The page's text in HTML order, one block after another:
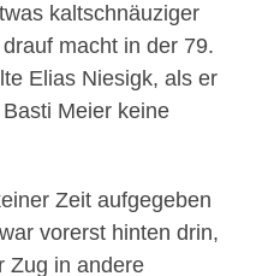
kaltschnäuziger
macht in der 79.
Elias Niesigk, als er
Meier keine
Zeit aufgegeben
vorerst hinten drin,
Zug in andere